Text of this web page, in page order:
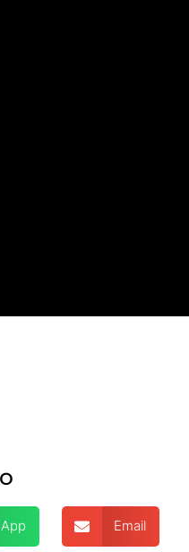
Email